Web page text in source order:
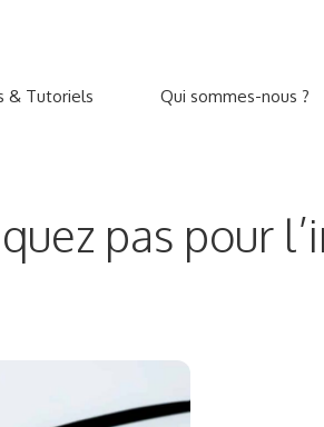
& Tutoriels Qui sommes-nous ?
pas pour